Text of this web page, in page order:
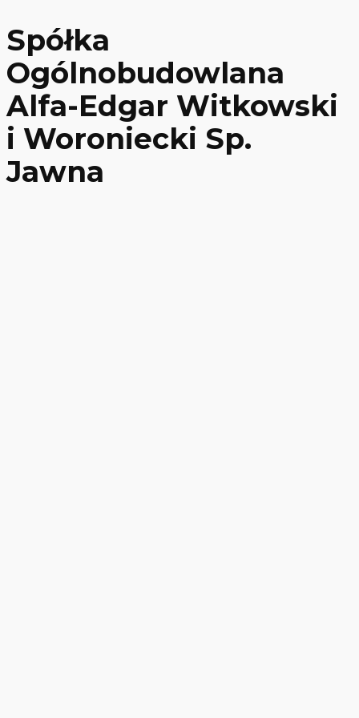
Spółka
Ogólnobudowlana
Alfa-Edgar Witkowski
i Woroniecki Sp.
Jawna